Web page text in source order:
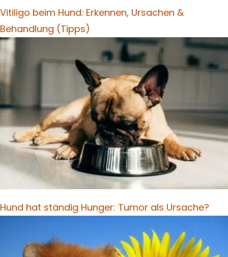
Vitiligo beim Hund: Erkennen, Ursachen &
Behandlung (Tipps)
Hund hat ständig Hunger: Tumor als Ursache?